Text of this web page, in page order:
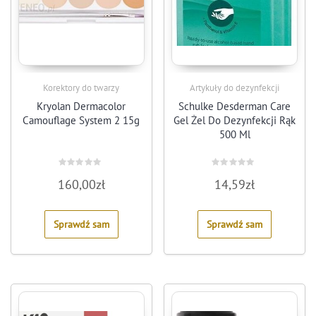
Korektory do twarzy
Kryolan Dermacolor
Camouflage System 2 15g
0
out
5
160,00zł
Sprawdź sam
Artykuły do dezynfekcji
Schulke Desderman Care
Gel Żel Do Dezynfekcji Rąk
500 Ml
0
out
5
14,59zł
Sprawdź sam